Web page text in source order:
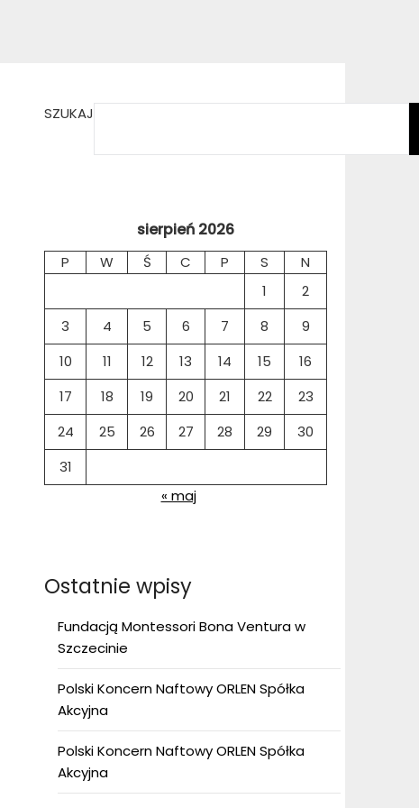
SZUKAJ
sierpień 2026
P W Ś C P S
N
1
2
3
4 5 6 7 8
9
10
11 12 13 14 15
16
17
18 19 20 21 22
23
24
25 26 27 28 29
30
31
« maj
Ostatnie wpisy
Fundacją Montessori Bona Ventura w
Szczecinie
Polski Koncern Naftowy ORLEN Spółka
Akcyjna
Polski Koncern Naftowy ORLEN Spółka
Akcyjna